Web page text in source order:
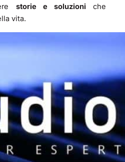
storie e soluzioni che
vita.